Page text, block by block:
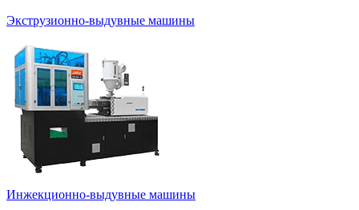
Экструзионно-выдувные машины
Инжекционно-выдувные машины